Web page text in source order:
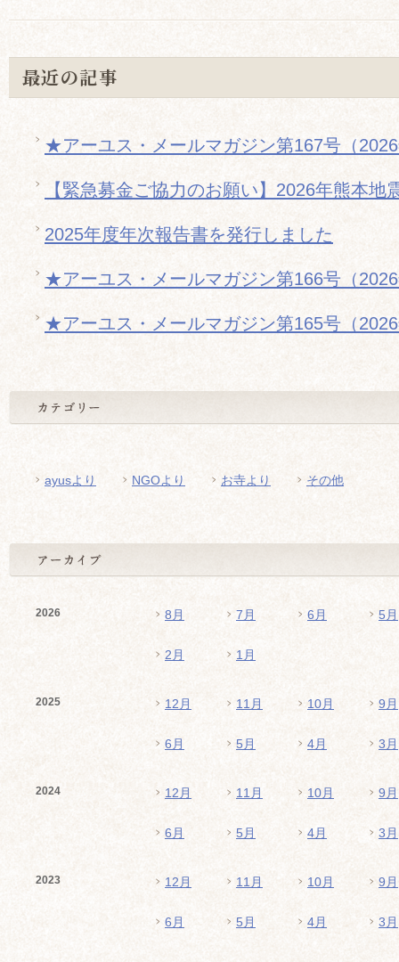
最近の記事
★アーユス・メールマガジン第167号（
【緊急募金ご協力のお願い】2026年熊本地
2025年度年次報告書を発行しました
★アーユス・メールマガジン第166号（
★アーユス・メールマガジン第165号（
ayusより NGOより お寺より その他
2026 8月 7月 6月 5月
2月 1月
2025 12月 11月 10月 9月
6月 5月 4月 3月
2024 12月 11月 10月 9月
6月 5月 4月 3月
2023 12月 11月 10月 9月
6月 5月 4月 3月